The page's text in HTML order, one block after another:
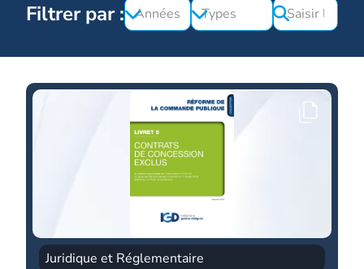
Filtrer par :
Juridique et Réglementaire